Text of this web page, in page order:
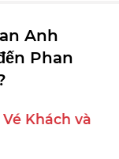
Anh
Phan
Khách và